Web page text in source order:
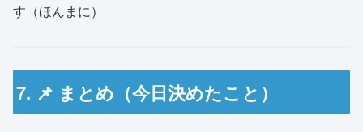
す（ほんまに）
7. 📌 まとめ（今日決めたこと）